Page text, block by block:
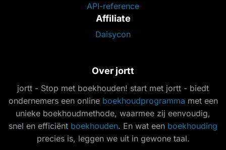
API-reference
Affiliate
Daisycon
Over jortt
jortt - Stop met boekhouden! start met jortt - biedt
ondernemers een online boekhoudprogramma met een
unieke boekhoudmethode, waarmee zij eenvoudig,
snel en efficiënt boekhouden. En wat een boekhouding
precies is, leggen we uit in gewone taal.